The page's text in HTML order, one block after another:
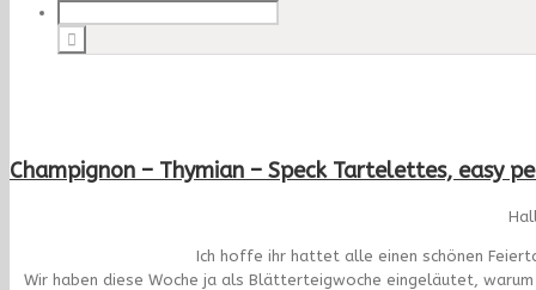
Champignon – Thymian – Speck Tartelettes, easy
Ich hoffe ihr hattet alle einen schönen
Wir haben diese Woche ja als Blätterteigwoche eingeläutet,